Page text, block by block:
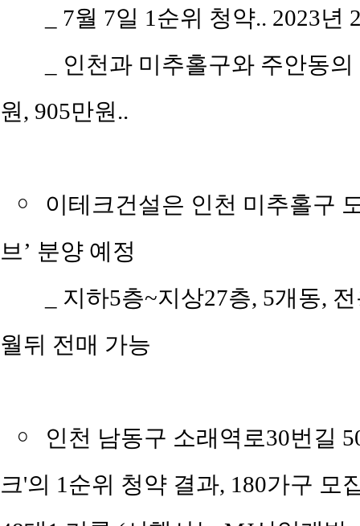
7월 7일 1순위 청약.. 2023년
인천과 미추홀구와 주안동
원, 905만원..
￮
이테크건설은 인천 미추홀구
브’ 분양 예정
지하5층~지상27층, 5개동,
월뒤 전매 가능
￮
인천 남동구 소래역로30번길
크'의 1순위 청약 결과, 180가구 모